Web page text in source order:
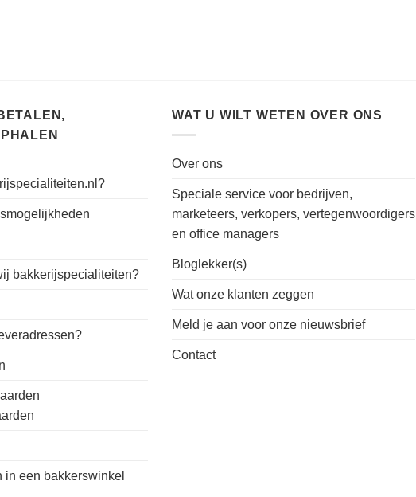
bakkerijspecialiteiten?
in een bakkerswinkel
WAT U WILT WETEN OVER ONS
Over ons
Speciale service voor bedrijven,
marketeers, verkopers, vertegenwoordigers
en office managers
Bloglekker(s)
Wat onze klanten zeggen
Meld je aan voor onze nieuwsbrief
Contact